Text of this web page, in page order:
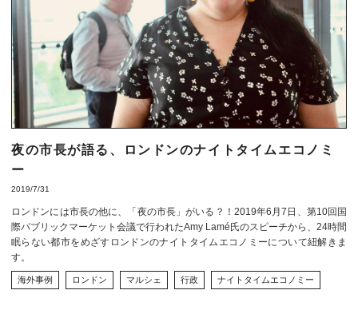
夜の市長が語る、ロンドンのナイトタイムエコノミ
ー
2019/7/31
ロンドンには市長の他に、「夜の市長」がいる？！2019年6月7日、第10回国
際パブリックマーケット会議で行われたAmy Lamé氏のスピーチから、24時間
眠らない都市をめざすロンドンのナイトタイムエコノミーについて紐解きま
す。
海外事例 ロンドン マルシェ 行政 ナイトタイムエコノミー